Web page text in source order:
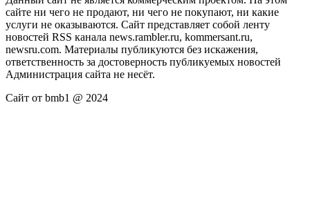
сайте ни чего не продают, ни чего не покупают, ни какие
услуги не оказываются. Сайт представляет собой ленту
новостей RSS канала news.rambler.ru, kommersant.ru,
newsru.com. Материалы публикуются без искажения,
ответственность за достоверность публикуемых новостей
Администрация сайта не несёт.
Сайт от bmb1 @ 2024